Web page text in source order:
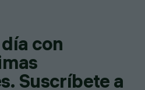
con
Suscríbete a